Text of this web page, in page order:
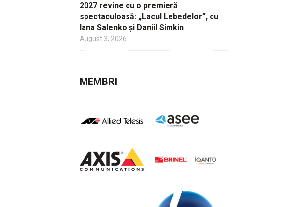
2027 revine cu o premieră
spectaculoasă: „Lacul Lebedelor”, cu
Iana Salenko și Daniil Simkin
August 3, 2026
MEMBRI